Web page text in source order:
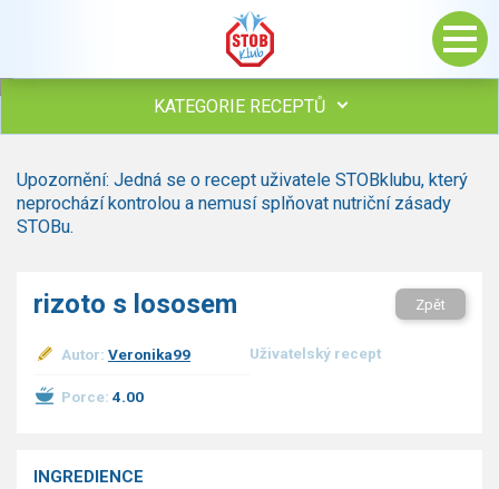
KATEGORIE RECEPTŮ
Polévky
Studená kuchyně
hovězí, telecí
vnitřnosti
zvěřina
Omáčky
Upozornění: Jedná se o recept uživatele STOBklubu, který
neprochází kontrolou a nemusí splňovat nutriční zásady
STOBu.
rizoto s lososem Zpět
Autor: Veronika99 Uživatelský recept
Porce: 4.00
INGREDIENCE